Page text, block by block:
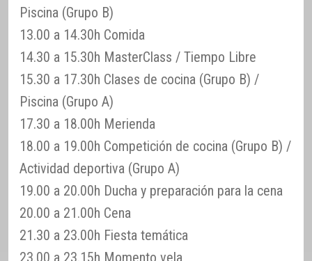
Piscina (Grupo B)
13.00 a 14.30h Comida
14.30 a 15.30h MasterClass / Tiempo Libre
15.30 a 17.30h Clases de cocina (Grupo B) /
Piscina (Grupo A)
17.30 a 18.00h Merienda
18.00 a 19.00h Competición de cocina (Grupo B) /
Actividad deportiva (Grupo A)
19.00 a 20.00h Ducha y preparación para la cena
20.00 a 21.00h Cena
21.30 a 23.00h Fiesta temática
23.00 a 23.15h Momento vela